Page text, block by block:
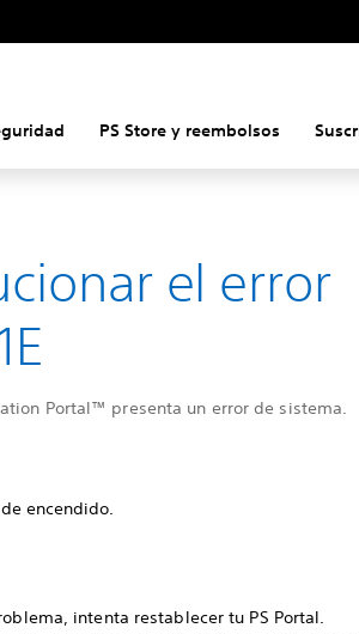
PS Store y reembolsos
el error
Portal™ presenta un error de sistema.
encendido.
intenta restablecer tu PS Portal.